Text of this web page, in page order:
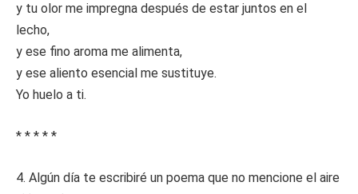
y tu olor me impregna después de estar juntos en el
lecho,
y ese fino aroma me alimenta,
y ese aliento esencial me sustituye.
Yo huelo a ti.
* * * * *
4. Algún día te escribiré un poema que no mencione el aire